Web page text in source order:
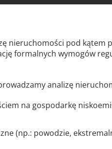
nieruchomości pod kątem
formalnych wymogów
analizę
na gospodarkę
(np.: powodzie,